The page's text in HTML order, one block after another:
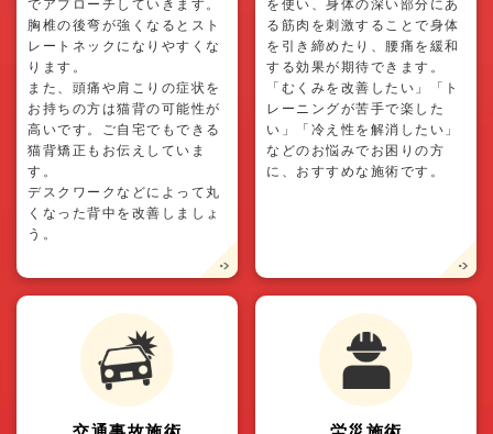
でアプローチしていきます。
胸椎の後弯が強くなるとスト
レートネックになりやすくな
ります。
また、頭痛や肩こりの症状を
お持ちの方は猫背の可能性が
高いです。ご自宅でもできる
猫背矯正もお伝えしていま
す。
デスクワークなどによって丸
くなった背中を改善しましょ
う。
を使い、身体の深い部分にあ
る筋肉を刺激することで身体
を引き締めたり、腰痛を緩和
する効果が期待できます。
「むくみを改善したい」「ト
レーニングが苦手で楽した
い」「冷え性を解消したい」
などのお悩みでお困りの方
に、おすすめな施術です。